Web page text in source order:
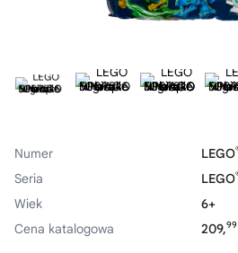
Numer LEGO
Seria
LEGO
Wiek
6+
Cena katalogowa
209,99